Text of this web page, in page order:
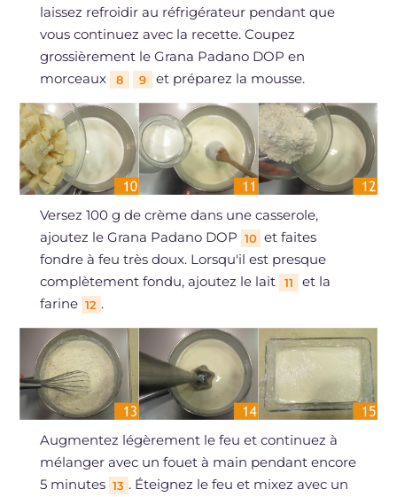
laissez refroidir au réfrigérateur pendant que
vous continuez avec la recette. Coupez
grossièrement le Grana Padano DOP en
morceaux
8 9 et préparez la mousse.
Versez 100 g de crème dans une casserole,
ajoutez le Grana Padano DOP 10 et faites
fondre à feu très doux. Lorsqu'il est presque
complètement fondu, ajoutez le lait
11
et la
farine 12 .
Augmentez légèrement le feu et continuez à
mélanger avec un fouet à main pendant encore
5 minutes 13 . Éteignez le feu et mixez avec un